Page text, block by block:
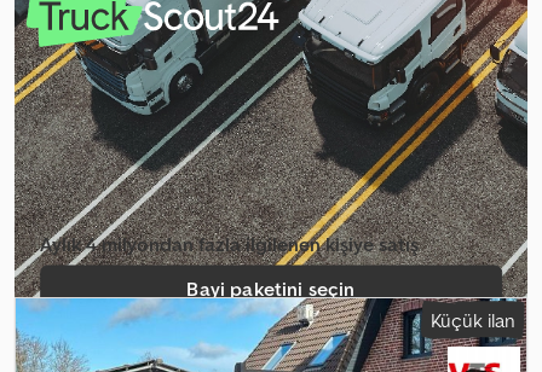
dingil yükü (dingil 1):4.480 kg, izin verilen dingil yükü (dingil 2):
8.480 kg, Üretim yılı:2013 , Donanım: ABS, elektrikli cam sistemi,
hidrolik arka platform, hidrolik direksiyon
, = Ek Seçenekler ve
Aksesuarlar = - Arka kapı - Disk frenler - Hareket engelleme
sistemi = Notlar = DAF LF 45 - 210, 2013, Euro 5 EEV, 351.000 km
Thermoking T1000 R, Dhollandia 1500 kg yükleme rampası = Ek
Bilgiler = Teknik Bilgiler Motor hacmi: 4.462 cc Maksimum ön aks
yükü: 4480 kg Maksimum arka aks yükü: 8480 kg Ağırlıklar Boş
ağırlık: 7.860 kg Yük kapasitesi: 4.230 kg Toplam ağırlık: 11.990 kg
Maks. çekme yükü: 11.990 kg Dkjdpszq Efwefx Anrsr Fonksiyonel
Özellikler Yükleme rampası: 1500 kg Soğutma motoru: Dizel ve
elektrikli Bakım APK (Teknik Periyodik Muayene): 05.2027'ye kadar
geçerli Tanımlama Plaka: 13-BBZ-8 = Şirket Bilgileri = Banka
Bilgileri: Rabobank hesabı: 39.33.10.655 IBAN:
Aylık 4 milyondan fazla ilgilenen kişiye satış
Bayi paketini seçin
Tekil ilan oluştur
Küçük ilan